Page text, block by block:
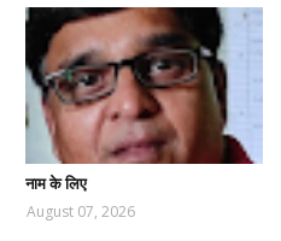
नाम के लिए
August 07, 2026